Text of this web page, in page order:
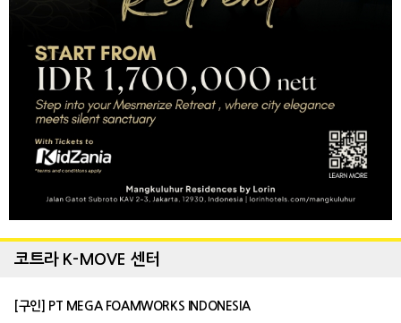
코트라 K-MOVE 센터
[구인] PT MEGA FOAMWORKS INDONESIA